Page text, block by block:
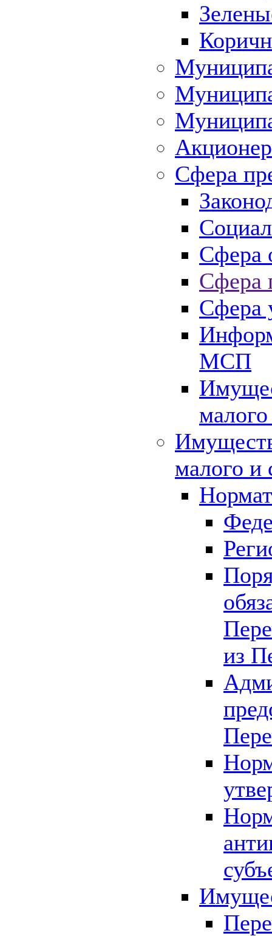
Сфера
Сфера
Сфера
Сфера
МСП
малого и
из